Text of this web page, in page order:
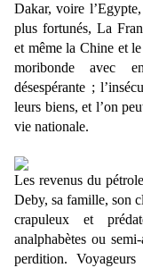
Dakar, voire
plus fortunés, La
et même la Chine et
moribonde avec
désespérante ;
leurs biens, et l’on
vie nationale.
Les revenus du
Deby, sa famille, son
crapuleux et
analphabètes ou
perdition.